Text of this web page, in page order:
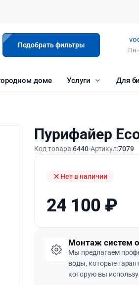
Подобрать фильтры
Пн
доме Услуги Для
Пурифайер
Код товара:6440 Артикул:7079
Нет в наличии
24 100 ₽
Монтаж систем
Мы предлагаем
воды, которые
которую вы